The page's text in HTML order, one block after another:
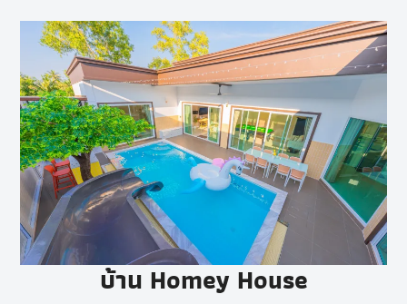
บ้าน Homey House